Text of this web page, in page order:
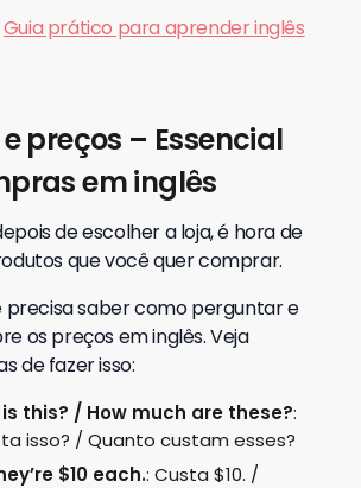
Guia prático para aprender inglês
preços – Essencial
em inglês
de escolher a loja, é hora de
que você quer comprar.
precisa saber como perguntar e
os preços em inglês. Veja
de fazer isso:
this? / How much are these?:
isso? / Quanto custam esses?
$10 each.: Custa $10. /